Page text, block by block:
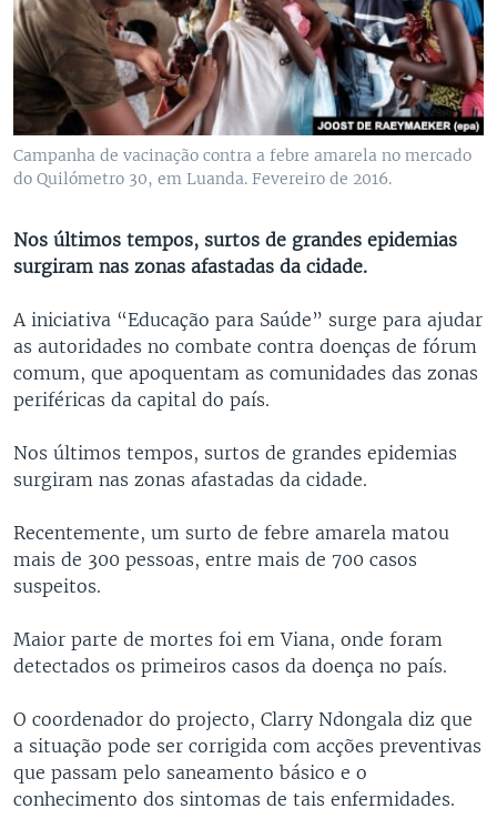
Campanha de vacinação contra a febre amarela no mercado
do Quilómetro 30, em Luanda. Fevereiro de 2016.
Nos últimos tempos, surtos de grandes epidemias
surgiram nas zonas afastadas da cidade.
A iniciativa “Educação para Saúde” surge para ajudar
as autoridades no combate contra doenças de fórum
comum, que apoquentam as comunidades das zonas
periféricas da capital do país.
Nos últimos tempos, surtos de grandes epidemias
surgiram nas zonas afastadas da cidade.
Recentemente, um surto de febre amarela matou
mais de 300 pessoas, entre mais de 700 casos
suspeitos.
Maior parte de mortes foi em Viana, onde foram
detectados os primeiros casos da doença no país.
O coordenador do projecto, Clarry Ndongala diz que
a situação pode ser corrigida com acções preventivas
que passam pelo saneamento básico e o
conhecimento dos sintomas de tais enfermidades.